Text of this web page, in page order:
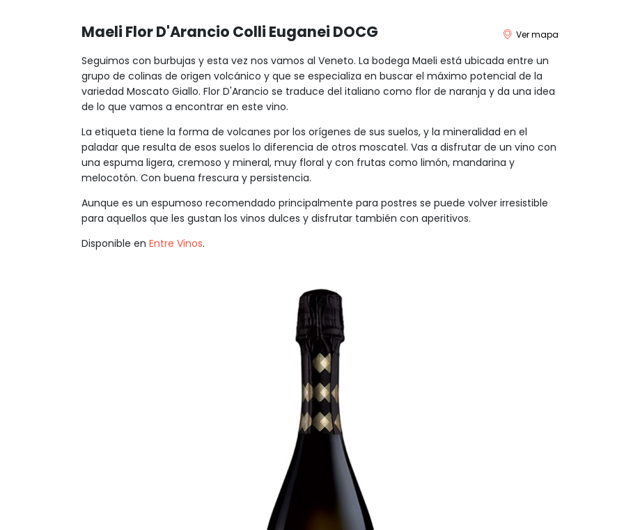
Maeli Flor D'Arancio Colli Euganei DOCG Ver mapa
Seguimos con burbujas y esta vez nos vamos al Veneto. La bodega Maeli está ubicada entre un
grupo de colinas de origen volcánico y que se especializa en buscar el máximo potencial de la
variedad Moscato Giallo. Flor D'Arancio se traduce del italiano como flor de naranja y da una idea
de lo que vamos a encontrar en este vino.
La etiqueta tiene la forma de volcanes por los orígenes de sus suelos, y la mineralidad en el
paladar que resulta de esos suelos lo diferencia de otros moscatel. Vas a disfrutar de un vino con
una espuma ligera, cremoso y mineral, muy floral y con frutas como limón, mandarina y
melocotón. Con buena frescura y persistencia.
Aunque es un espumoso recomendado principalmente para postres se puede volver irresistible
para aquellos que les gustan los vinos dulces y disfrutar también con aperitivos.
Disponible en Entre Vinos.